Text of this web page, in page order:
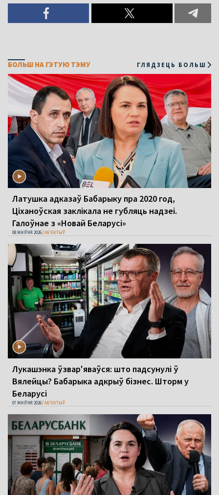
БОЛЬШ НА ГЭТУЮ ТЭМУ ГЛЯДЗЕЦЬ БОЛЬШ
Латушка адказаў Бабарыку пра 2020 год,
Ціханоўская заклікала не губляць надзеі.
Галоўнае з «Новай Беларусі»
08 ЖНІЎНЯ 2026 АБ'ЕКТЫЎ
Лукашэнка ўзвар'яваўся: што падсунулі ў
Вялейцы? Бабарыка адкрыў бізнес. Шторм у
Беларусі
07 ЖНІЎНЯ 2026 АБ'ЕКТЫЎ